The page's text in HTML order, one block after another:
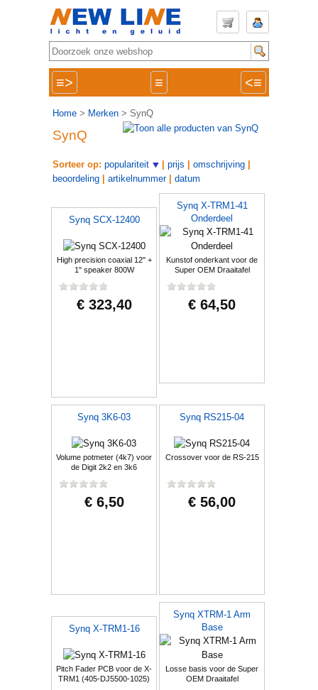
≡> ≡ <≡
Home > Merken > SynQ
SynQ
Sorteer op: populariteit prijs omschrijving
beoordeling
artikelnummer| datum
Synq SCX-12400
High precision coaxial 12" +
1" speaker 800W
€ 323,40
Synq X-TRM1-41
Onderdeel
Kunstof onderkant voor de
Super OEM Draaitafel
€ 64,50
Synq 3K6-03
Volume potmeter (4k7) voor
de Digit 2k2 en 3k6
€ 6,50
Synq RS215-04
Crossover voor de RS-215
€ 56,00
Synq X-TRM1-16
Pitch Fader PCB voor de X-
TRM1 (405-DJ5500-1025)
Synq XTRM-1 Arm
Base
Losse basis voor de Super
OEM Draaitafel